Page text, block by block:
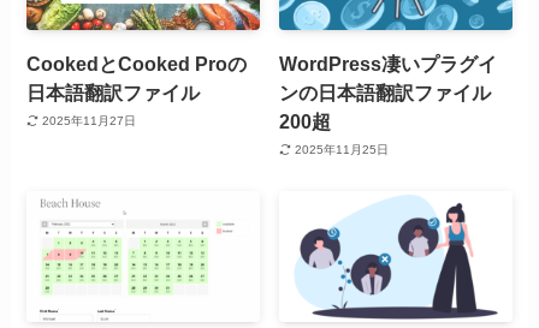
CookedとCooked Proの
日本語翻訳ファイル
2025年11月27日
WordPress凄いプラグイ
ンの日本語翻訳ファイル
200超
2025年11月25日